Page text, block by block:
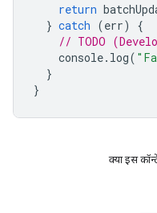
return
} catch (err)
{
// TODO
console. log(
}
}
क्या इस